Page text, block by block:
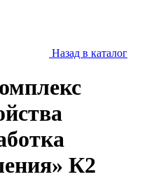
Назад в каталог
К2